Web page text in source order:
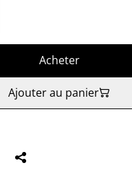
Acheter
Ajouter au panier